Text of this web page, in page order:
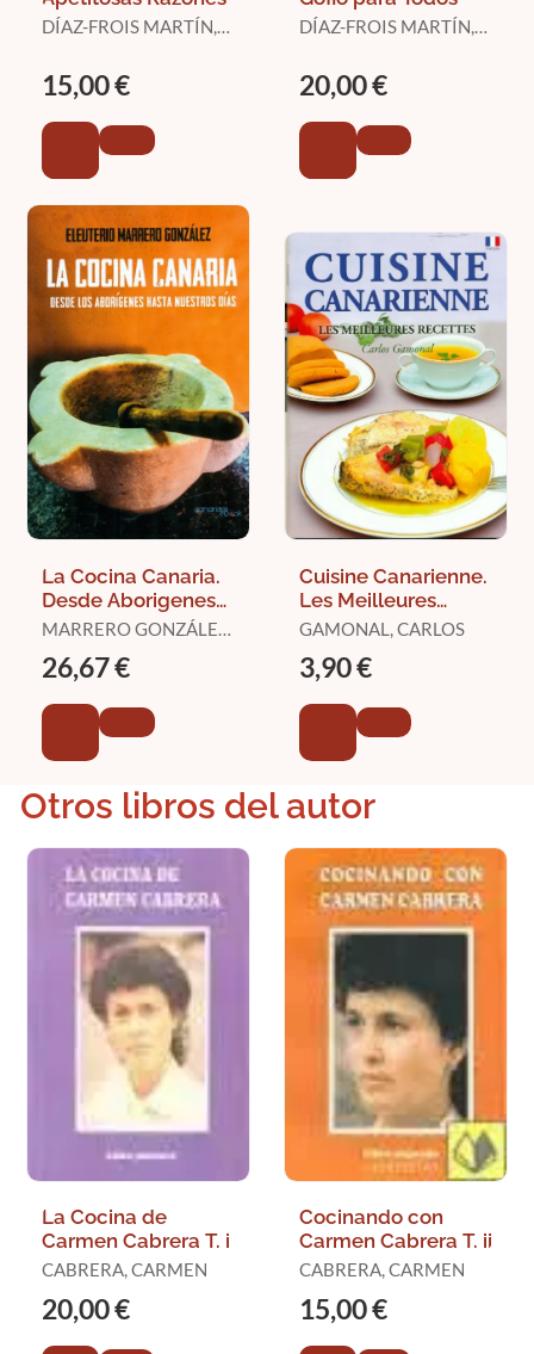
DÍAZ-FROIS MARTÍN,
15,00 €
DÍAZ-FROIS MARTÍN,
20,00 €
La Cocina Canaria.
Desde Aborigenes
Hasta nuestros Dias
MARRERO GONZÁLEZ,
26,67 €
Cuisine Canarienne.
Les Meilleures
Recettes
GAMONAL, CARLOS
3,90 €
Otros libros del autor
La Cocina de
Carmen Cabrera T. i
CABRERA, CARMEN
20,00 €
Cocinando con
Carmen Cabrera T. ii
CABRERA, CARMEN
15,00 €